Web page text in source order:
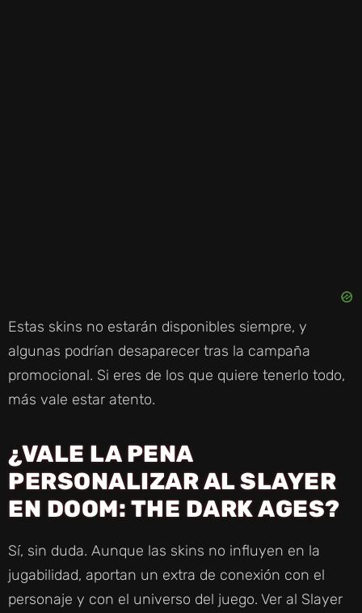
Estas skins no estarán disponibles siempre, y
algunas podrían desaparecer tras la campaña
promocional. Si eres de los que quiere tenerlo todo,
más vale estar atento.
¿VALE LA PENA
PERSONALIZAR AL SLAYER
EN DOOM: THE DARK AGES?
Sí, sin duda. Aunque las skins no influyen en la
jugabilidad, aportan un extra de conexión con el
personaje y con el universo del juego. Ver al Slayer